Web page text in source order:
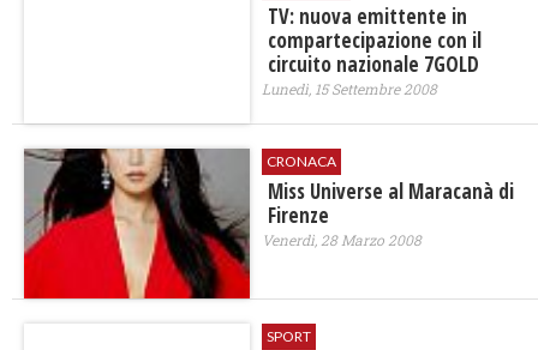
TV: nuova emittente in
compartecipazione con il
circuito nazionale 7GOLD
Lunedì, 15 Settembre 2008
CRONACA
Miss Universe al Maracanà di
Firenze
Venerdì, 28 Marzo 2008
SPORT